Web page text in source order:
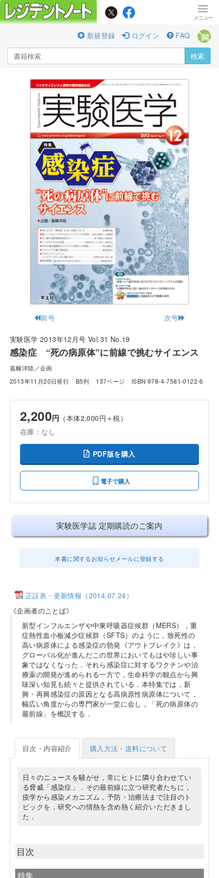
新規登録 ログイン FAQ
検索
前号 次号
実験医学 2013年12月号 Vol.31 No.19
感染症 “死の病原体”に前線で挑むサイエンス
嘉糠洋陸／企画
2013年11月20日発行
B5判 137ページ ISBN 978-4-7581-0122-6
2,200円 （本体2,000円＋税）
在庫：なし
PDF版を購入
電子で購入
実験医学誌 定期購読のご案内
本書に関するお知らせメールに登録する
正誤表・更新情報（2014.07.24）
《企画者のことば》
新型インフルエンザや中東呼吸器症候群（MERS），重
症熱性血小板減少症候群（SFTS）のように，致死性の
高い病原体による感染症の勃発《アウトブレイク》は，
グローバル化が進んだこの世界においてもはや珍しい事
象ではなくなった．それら感染症に対するワクチンや治
療薬の開発が進められる一方で，生命科学の観点から興
味深い知見も続々と提供されている．本特集では，新
興・再興感染症の原因となる高病原性病原体について，
幅広い角度からの専門家が一堂に会し，「死の病原体の
最前線」を概説する．
目次・内容紹介 購入方法・送料について
日々のニュースを騒がせ，常にヒトに隣り合わせてい
る脅威「感染症」．その最前線に立つ研究者たちに，
疫学から感染メカニズム，予防・治療法まで注目のト
ピックを，研究への情熱を含め熱く紹介いただきまし
た．
目次
特集